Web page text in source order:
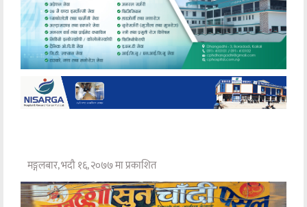
मङ्गलबार, भदौ १६, २०७७ मा प्रकाशित